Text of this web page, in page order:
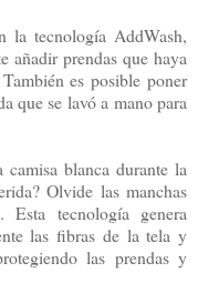
la tecnología AddWash,
añadir prendas que haya
es posible poner
que se lavó a mano para
blanca durante la
Olvide las manchas
tecnología genera
las fibras de la tela y
las prendas y